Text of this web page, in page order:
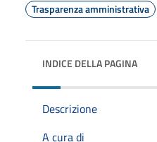
Trasparenza amministrativa
INDICE DELLA PAGINA
Descrizione
A cura di